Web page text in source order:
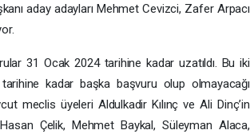
aday adayları Mehmet Cevizci, Zafer Arpacı
31 Ocak 2024 tarihine kadar uzatıldı. Bu iki
kadar başka başvuru olup olmayacağı
meclis üyeleri Aldulkadir Kılınç ve Ali Dinç’in
Çelik, Mehmet Baykal, Süleyman Alaca,